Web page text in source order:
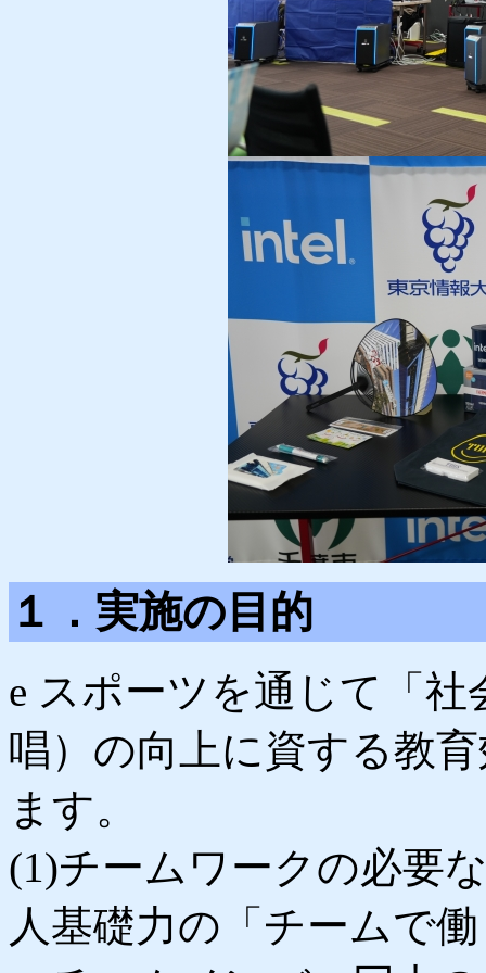
１．実施の目的
e スポーツを通じて「
唱）の向上に資する教
ます。
(1)チームワークの必要
人基礎力の「チームで